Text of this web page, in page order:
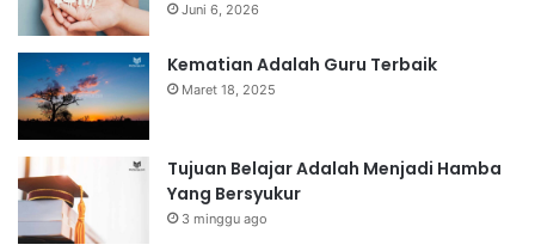
Juni 6, 2026
Kematian Adalah Guru Terbaik
Maret 18, 2025
Tujuan Belajar Adalah Menjadi Hamba
Yang Bersyukur
3 minggu ago